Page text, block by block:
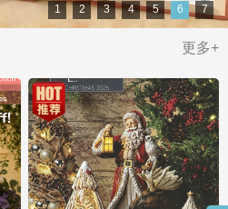
1 2 3 4 5 6 7
更多+